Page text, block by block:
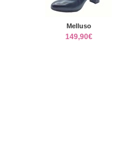
Melluso
149,90€